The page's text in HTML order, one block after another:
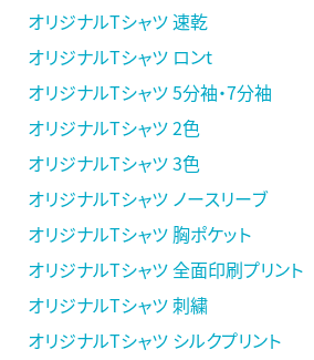
オリジナルTシャツ 速乾
オリジナルTシャツ ロンt
オリジナルTシャツ 5分袖・7分袖
オリジナルTシャツ 2色
オリジナルTシャツ 3色
オリジナルTシャツ ノースリーブ
オリジナルTシャツ 胸ポケット
オリジナルTシャツ 全面印刷プリント
オリジナルTシャツ 刺繍
オリジナルTシャツ シルクプリント